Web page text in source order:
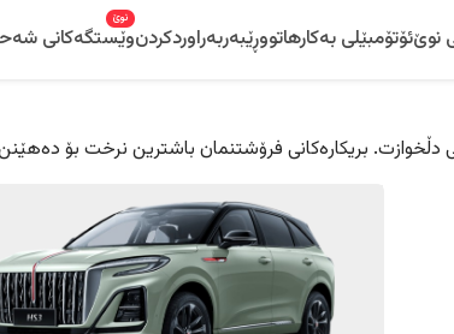
نوێئۆتۆمبێلی بەکارهاتووڕێبەربەراوردکردنوێستگەکانی
نوێ
دڵخوازت. بریکارەکانی فرۆشتنمان باشترین نرخت بۆ